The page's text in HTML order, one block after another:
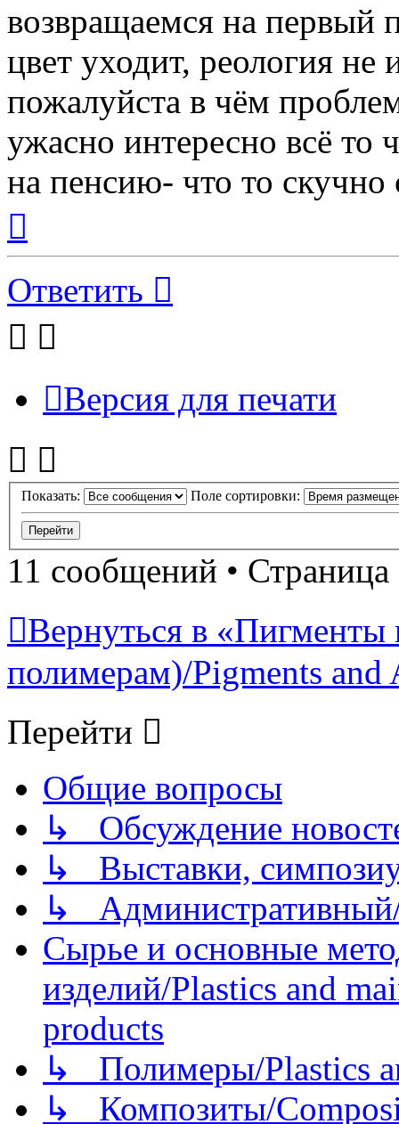
возвращаемся на первый
цвет уходит, реология не
пожалуйста в чём
ужасно интересно всё то
на пенсию- что то скучно
началу
Ответить
Версия для печати
Показать: Поле сортировки:
11 сообщений • Страница
Вернуться в
полимерам)/Pigments and
Перейти
Общие вопросы
↳ Обсуждение
↳ Выставки,
↳
Сырье и основные
изделий/Plastics and
products
↳ Полимеры/Plastics
↳ Композиты/